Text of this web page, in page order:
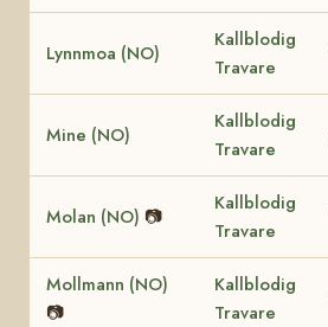
Lynnmoa (NO)
Kallblodig
Travare
Mine (NO)
Kallblodig
Travare
Molan (NO) 📷
Kallblodig
Travare
Mollmann (NO)
📷
Kallblodig
Travare